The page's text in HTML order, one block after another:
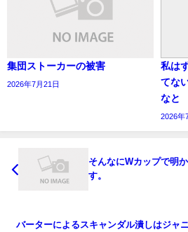
集団ストーカーの被害
2026年7月21日
私は
てな
なと
2026年
そんなにWカップで明
す。
バーターによるスキャンダル潰しはジャ